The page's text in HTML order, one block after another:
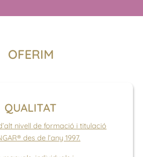
OFERIM
QUALITAT
nivell de formació i titulació
des de l’any 1997.